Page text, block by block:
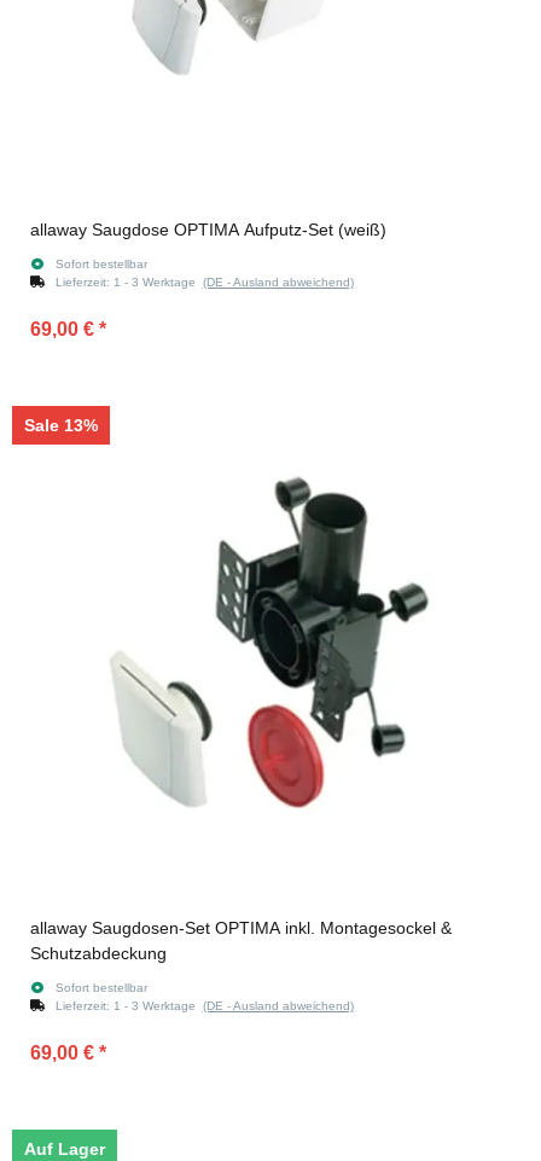
allaway Saugdose OPTIMA Aufputz-Set (weiß)
Sofort bestellbar
Lieferzeit: 1 - 3 Werktage (DE - Ausland abweichend)
69,00 € *
Sale 13%
allaway Saugdosen-Set OPTIMA inkl. Montagesockel &
Schutzabdeckung
Sofort bestellbar
Lieferzeit: 1 - 3 Werktage (DE - Ausland abweichend)
69,00 € *
Auf Lager